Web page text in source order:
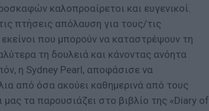
καλοπροαίρετοι και ευγενικοί.
πτήσεις απόλαυση για τους/τις
που μπορούν να καταστρέψουν τη
τη δουλειά και κάνοντας ανόητα
η Sydney Pearl, αποφάσισε να
από όσα ακούει καθημερινά από τους
μας τα παρουσιάζει στο βιβλίο της «Diary of